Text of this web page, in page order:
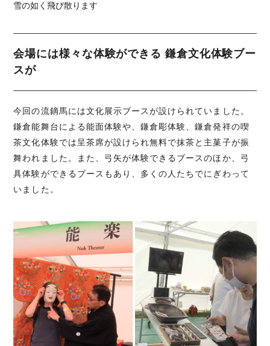
雪の如く飛び散ります
会場には様々な体験ができる 鎌倉文化体験ブー
スが
今回の流鏑馬には文化展示ブースが設けられていました。
鎌倉能舞台による能面体験や、鎌倉彫体験、鎌倉発祥の喫
茶文化体験では呈茶席が設けられ無料で抹茶と主菓子が振
舞われました。また、弓矢が体験できるブースのほか、弓
具体験ができるブースもあり、多くの人たちでにぎわって
いました。